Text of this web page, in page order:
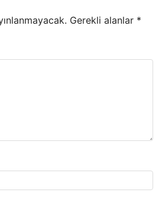
Gerekli alanlar *